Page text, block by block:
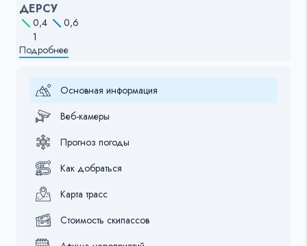
ДЕРСУ
0,4
0,6
1
Подробнее
Основная информация
Веб-камеры
Прогноз погоды
Как добраться
Карта трасс
Стоимость скипассов